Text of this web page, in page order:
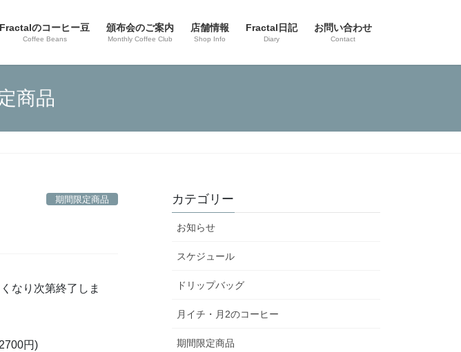
Fractalのコーヒー豆
Coffee Beans
頒布会のご案内
Monthly Coffee Club
店舗情報
Shop Info
Fractal日記
Diary
お問い合わせ
Contact
商品
期間限定商品
なり次第終了しま
円)
カテゴリー
お知らせ
スケジュール
ドリップバッグ
月イチ・月2のコーヒー
期間限定商品